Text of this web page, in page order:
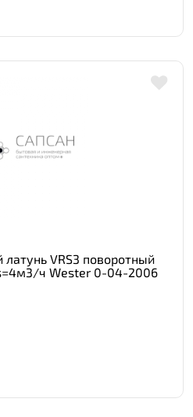
VRS3 поворотный
ч Wester 0-04-2006